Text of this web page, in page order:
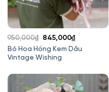
Bó Hoa Hồng Kem Dâu
Vintage Wishing
950,000₫
Giá
gốc
là:
845,000₫Giá
hiện
845,000₫.